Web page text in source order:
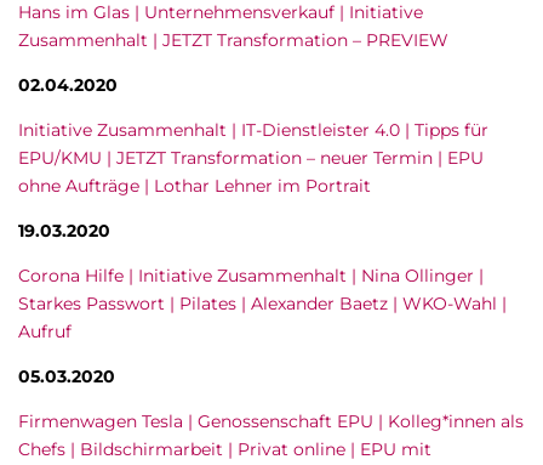
Hans im Glas | Unternehmensverkauf | Initiative
Zusammenhalt | JETZT Transformation – PREVIEW
02.04.2020
Initiative Zusammenhalt | IT-Dienstleister 4.0 | Tipps für
EPU/KMU | JETZT Transformation – neuer Termin | EPU
ohne Aufträge | Lothar Lehner im Portrait
19.03.2020
Corona Hilfe | Initiative Zusammenhalt | Nina Ollinger |
Starkes Passwort | Pilates | Alexander Baetz | WKO-Wahl |
Aufruf
05.03.2020
Firmenwagen Tesla | Genossenschaft EPU | Kolleg*innen als
Chefs | Bildschirmarbeit | Privat online | EPU mit